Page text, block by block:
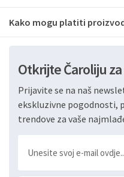
Kako mogu platiti
Otkrijte Čaroliju
Prijavite se na naš
ekskluzivne pogodnosti,
trendove za vaše